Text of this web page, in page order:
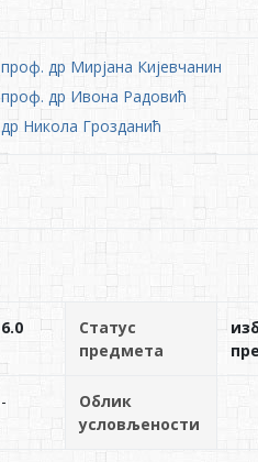
проф. др Мирјана Кијевчанин
проф. др Ивона Радовић
др Никола Грозданић
6.0
Статус
предмета
-
Облик
условљености